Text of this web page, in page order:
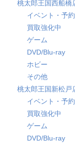
桃太郎王国西船橋
イベント・予
買取強化中
ゲーム
DVD/Blu-ray
ホビー
その他
桃太郎王国新松戸
イベント・予
買取強化中
ゲーム
DVD/Blu-ray